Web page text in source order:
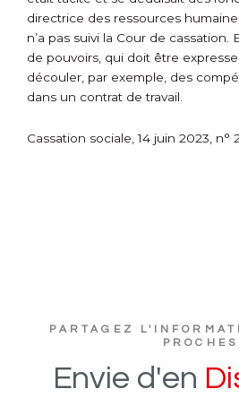
directrice des ressources
n’a pas suivi la Cour de cassation.
de pouvoirs, qui doit être
découler, par exemple, des
dans un contrat de travail.
Cassation sociale, 14 juin 2023, n°
PARTAGEZ
PROCHES
Envie d'en Di